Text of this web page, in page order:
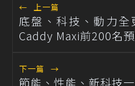
← 上一篇
底盤、科技、動力
Caddy Maxi前200名
下一篇 →
節能、性能、新科技